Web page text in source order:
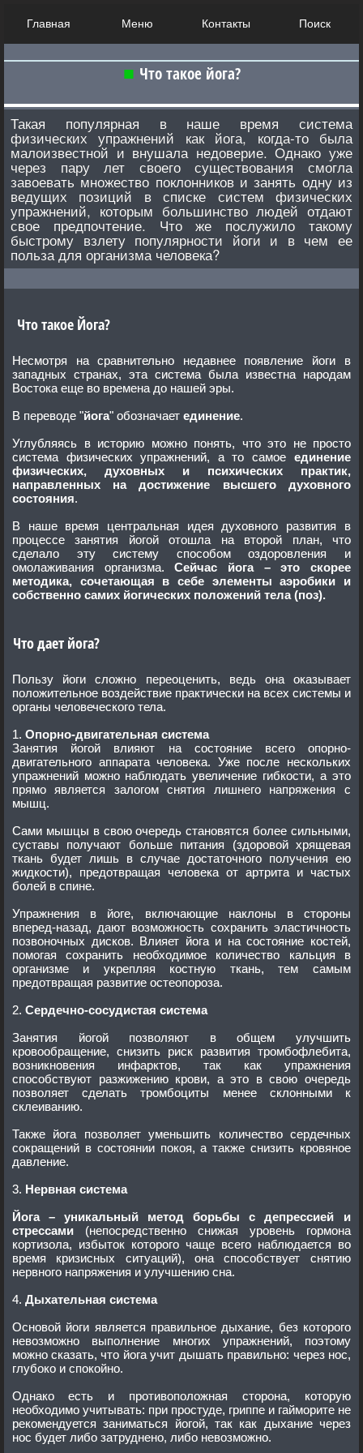
Главная Меню Контакты Поиск
Что такое йога?
Такая популярная в наше время система
физических упражнений как йога, когда-то была
малоизвестной и внушала недоверие. Однако уже
через пару лет своего существования смогла
завоевать множество поклонников и занять одну из
ведущих позиций в списке систем физических
упражнений, которым большинство людей отдают
свое предпочтение. Что же послужило такому
быстрому взлету популярности йоги и в чем ее
польза для организма человека?
Что такое Йога?
Несмотря на сравнительно недавнее появление йоги в
западных странах, эта система была известна народам
Востока еще во времена до нашей эры.
В переводе "йога" обозначает единение.
Углубляясь в историю можно понять, что это не просто
система физических упражнений, а то самое единение
физических, духовных и психических практик,
направленных на достижение высшего духовного
состояния.
В наше время центральная идея духовного развития в
процессе занятия йогой отошла на второй план, что
сделало эту систему способом оздоровления и
омолаживания организма. Сейчас йога – это скорее
методика, сочетающая в себе элементы аэробики и
собственно самих йогических положений тела (поз).
Что дает йога?
Пользу йоги сложно переоценить, ведь она оказывает
положительное воздействие практически на всех системы и
органы человеческого тела.
1. Опорно-двигательная система
Занятия йогой влияют на состояние всего опорно-
двигательного аппарата человека. Уже после нескольких
упражнений можно наблюдать увеличение гибкости, а это
прямо является залогом снятия лишнего напряжения с
мышц.
Сами мышцы в свою очередь становятся более сильными,
суставы получают больше питания (здоровой хрящевая
ткань будет лишь в случае достаточного получения ею
жидкости), предотвращая человека от артрита и частых
болей в спине.
Упражнения в йоге, включающие наклоны в стороны
вперед-назад, дают возможность сохранить эластичность
позвоночных дисков. Влияет йога и на состояние костей,
помогая сохранить необходимое количество кальция в
организме и укрепляя костную ткань, тем самым
предотвращая развитие остеопороза.
2. Сердечно-сосудистая система
Занятия йогой позволяют в общем улучшить
кровообращение, снизить риск развития тромбофлебита,
возникновения инфарктов, так как упражнения
способствуют разжижению крови, а это в свою очередь
позволяет сделать тромбоциты менее склонными к
склеиванию.
Также йога позволяет уменьшить количество сердечных
сокращений в состоянии покоя, а также снизить кровяное
давление.
3. Нервная система
Йога – уникальный метод борьбы с депрессией и
стрессами (непосредственно снижая уровень гормона
кортизола, избыток которого чаще всего наблюдается во
время кризисных ситуаций), она способствует снятию
нервного напряжения и улучшению сна.
4. Дыхательная система
Основой йоги является правильное дыхание, без которого
невозможно выполнение многих упражнений, поэтому
можно сказать, что йога учит дышать правильно: через нос,
глубоко и спокойно.
Однако есть и противоположная сторона, которую
необходимо учитывать: при простуде, гриппе и гайморите не
рекомендуется заниматься йогой, так как дыхание через
нос будет либо затруднено, либо невозможно.